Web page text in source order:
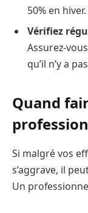
50% en hiver.
Vérifiez
Assurez-
qu’il n’y a
Quand
Si malgré vos
s’aggrave, il
Un